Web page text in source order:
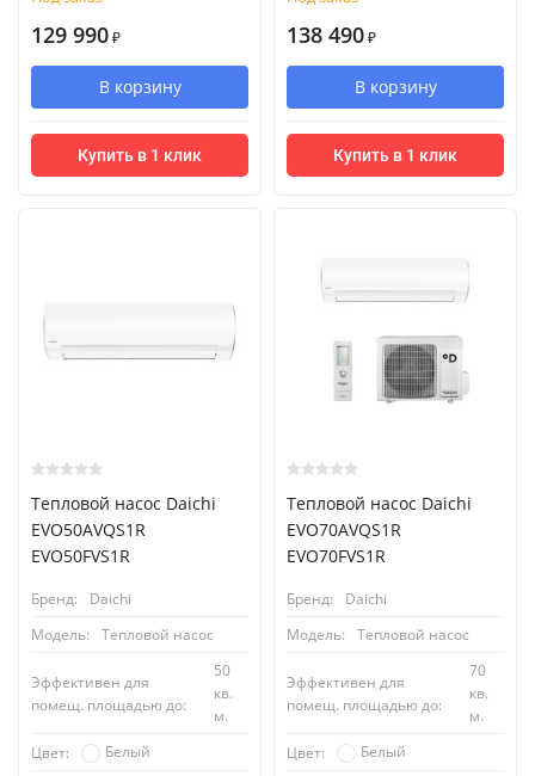
129 990 ₽
В корзину
Купить в 1 клик
138 490 ₽
В корзину
Купить в 1 клик
Тепловой насос Daichi
EVO50AVQS1R
EVO50FVS1R
Бренд:
Daichi
Модель:
Тепловой насос
Эффективен для
помещ. площадью до:
50
кв.
м.
Цвет:
Белый
Тепловой насос Daichi
EVO70AVQS1R
EVO70FVS1R
Бренд:
Daichi
Модель:
Тепловой насос
Эффективен для
помещ. площадью до:
70
кв.
м.
Цвет:
Белый